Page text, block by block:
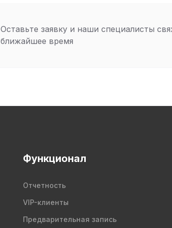
Оставьте заявку и наши специалисты
ближайшее время
Функционал
Отчетность
VIP-клиенты
Предварительная запись